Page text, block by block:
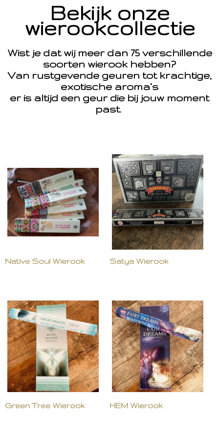
Bekijk onze
wierookcollectie
Wist je dat wij meer dan 75 verschillende
soorten wierook hebben?
Van rustgevende geuren tot krachtige,
exotische aroma’s
er is altijd een geur die bij jouw moment
past.
Native Soul Wierook Satya Wierook
Green Tree Wierook HEM Wierook